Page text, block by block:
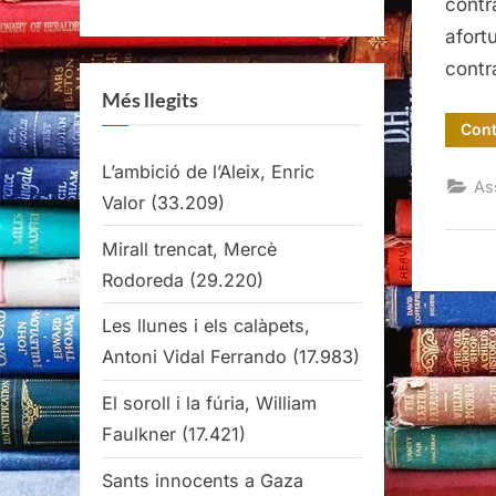
Més llegits
L’ambició de l’Aleix, Enric
Valor (33.209)
Mirall trencat, Mercè
Rodoreda (29.220)
Les llunes i els calàpets,
Antoni Vidal Ferrando (17.983)
El soroll i la fúria, William
Faulkner (17.421)
Sants innocents a Gaza